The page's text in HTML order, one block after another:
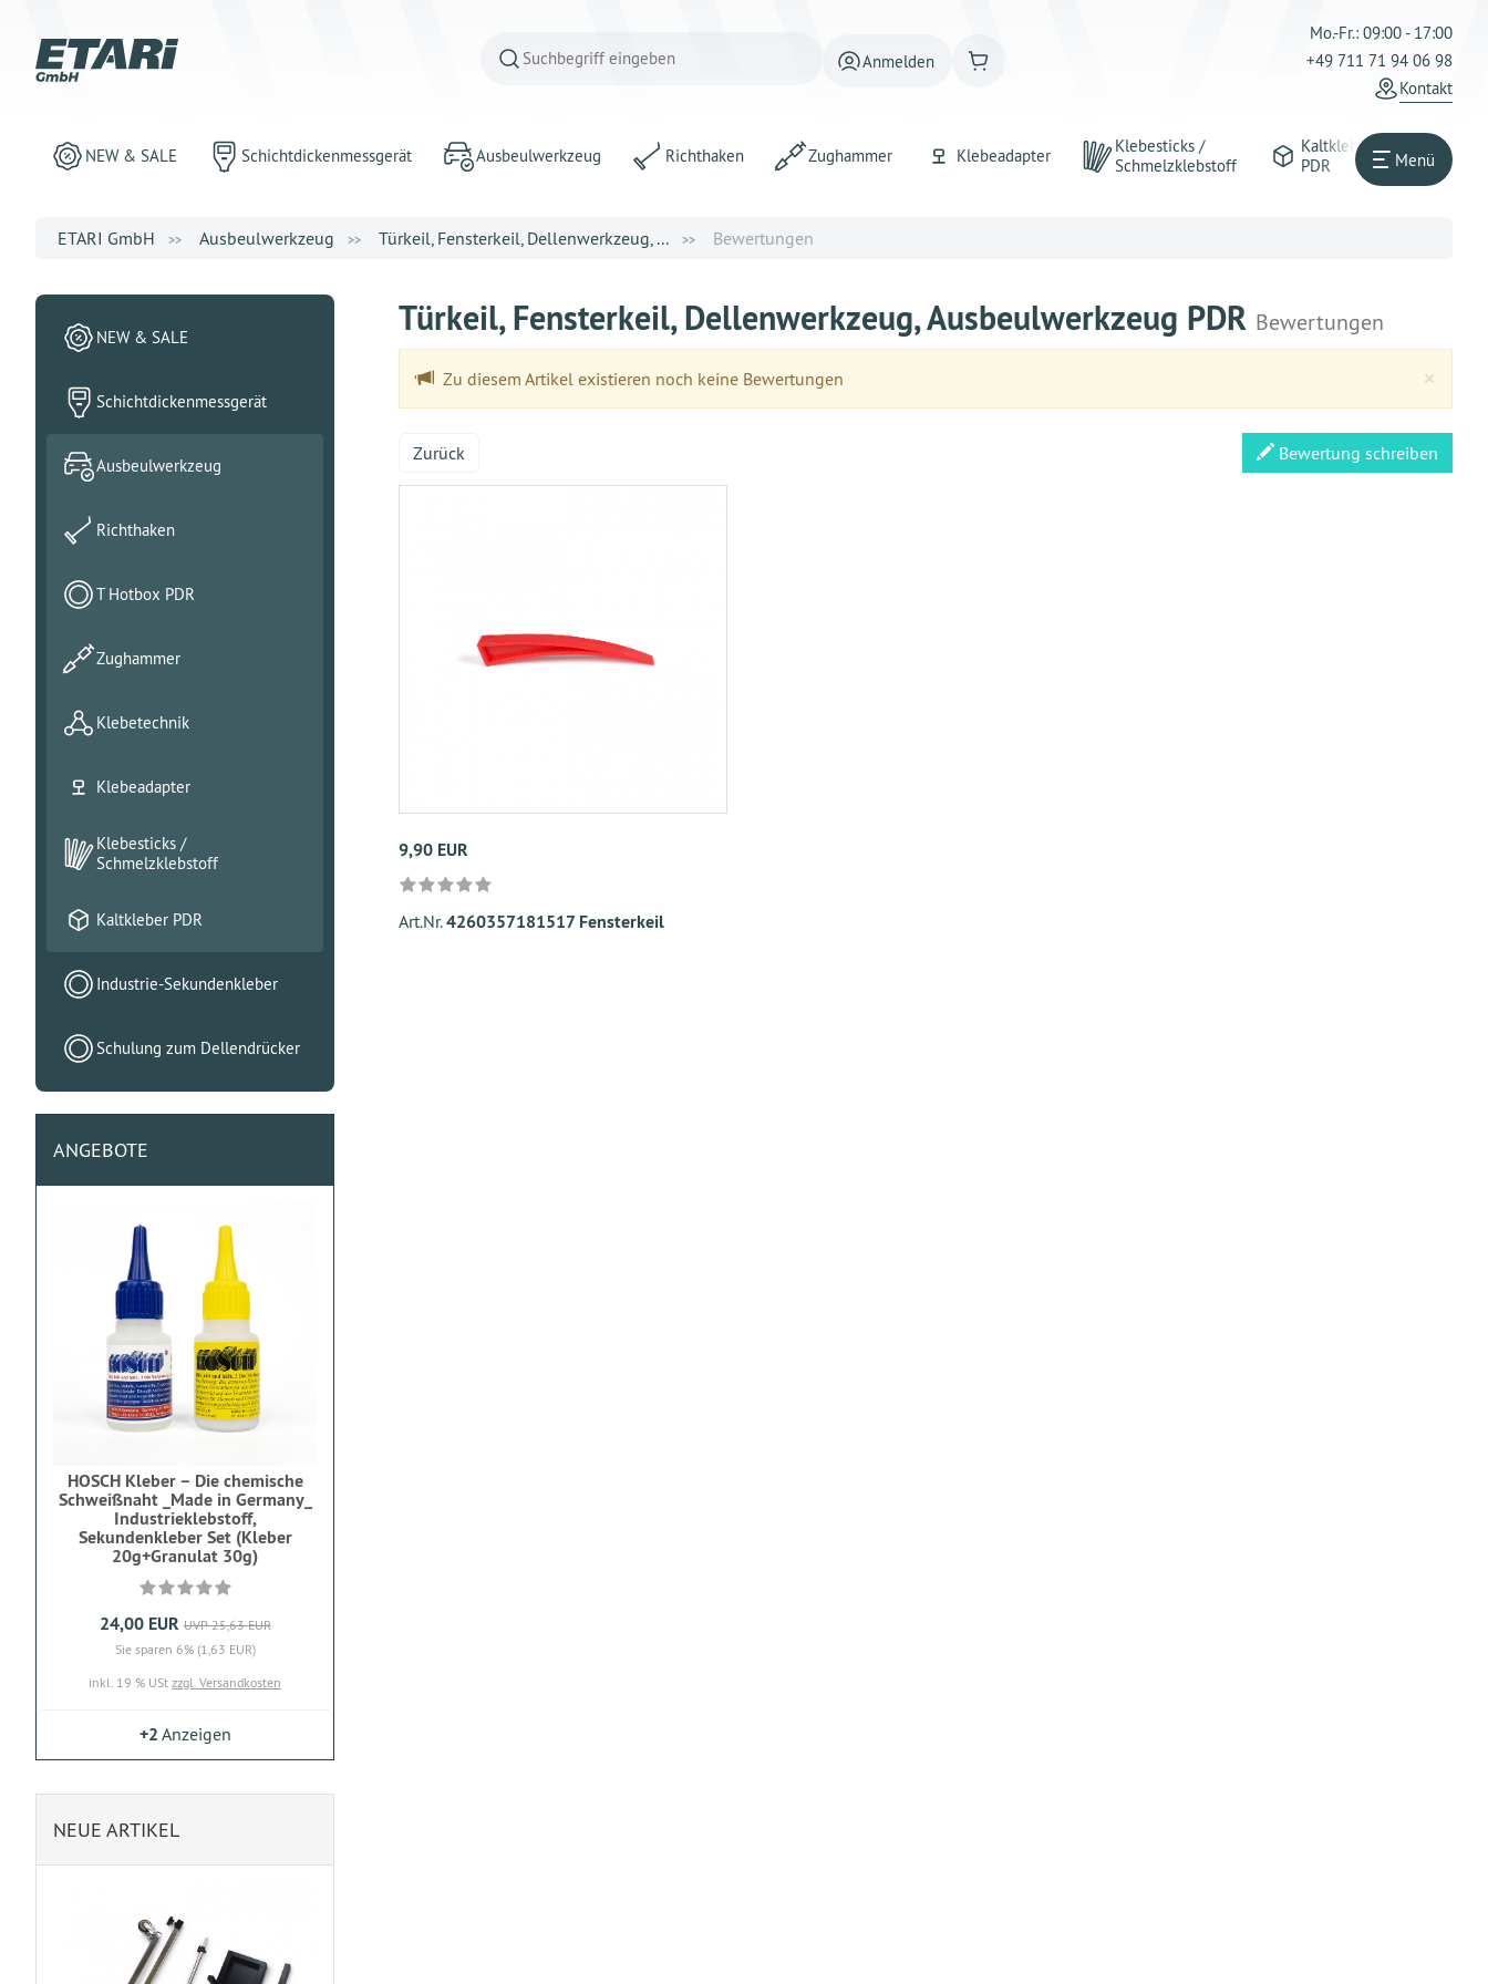
Anmelden
Mo.-Fr.: 09:00 - 17:00
+49 711 71 94 06 98
Kontakt
NEW & SALE Schichtdickenmessgerät Ausbeulwerkzeug Richthaken Zughammer Klebeadapter
Klebesticks /
Schmelzklebstoff
Kaltkleber
PDR
Menü
ETARI GmbH Ausbeulwerkzeug Türkeil, Fensterkeil, Dellenwerkzeug, ... Bewertungen
Türkeil, Fensterkeil, Dellenwerkzeug, Ausbeulwerkzeug PDR Bewertungen
×
Zu diesem Artikel existieren noch keine Bewertungen
Zurück
9,90 EUR
Art.Nr.4260357181517 Fensterkeil
Bewertung schreiben
NEW & SALE
Schichtdickenmessgerät
Ausbeulwerkzeug
Richthaken
T Hotbox PDR
Zughammer
Klebetechnik
Klebeadapter
Klebesticks /
Schmelzklebstoff
Kaltkleber PDR
Industrie-Sekundenkleber
Schulung zum Dellendrücker
ANGEBOTE
HOSCH Kleber – Die chemische
Schweißnaht _Made in Germany_
Industrieklebstoff,
Sekundenkleber Set (Kleber
20g+Granulat 30g)
24,00 EUR UVP 25,63 EUR
Sie sparen 6% (1,63 EUR)
inkl. 19 % USt zzgl. Versandkosten
+2 Anzeigen
NEUE ARTIKEL